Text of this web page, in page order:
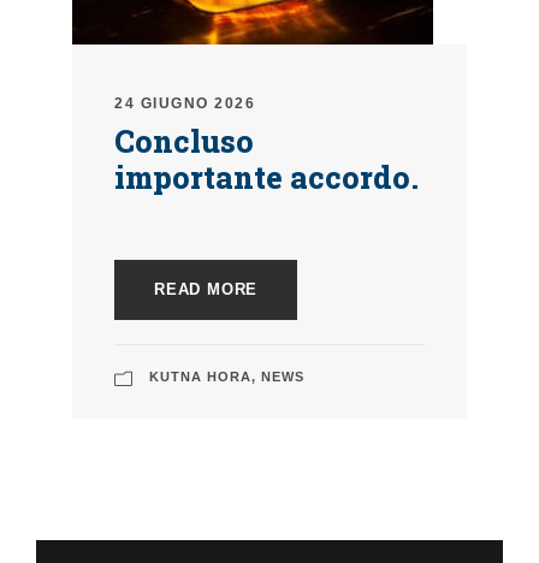
24 GIUGNO 2026
Concluso
importante accordo.
READ MORE
KUTNA HORA, NEWS